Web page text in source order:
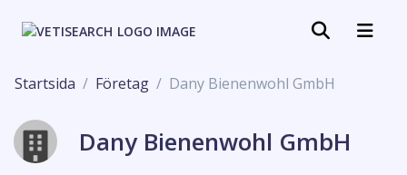
Startsida Företag Dany Bienenwohl GmbH
Dany Bienenwohl GmbH